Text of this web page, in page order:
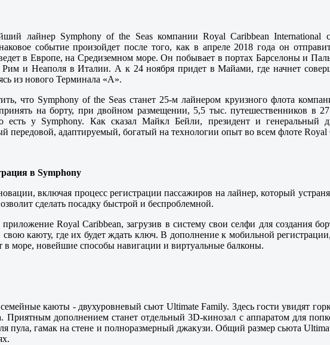
лайнер Symphony of the Seas компании Royal Caribbean
событие произойдет после того, как в апреле 2018 года он
в Европе, на Средиземном море. Он побывает в портах Барселоны и
и Неаполя в Италии. А к 24 ноября придет в Майами, где начнет
из нового Терминала «А».
что Symphony of the Seas станет 25-м лайнером круизного флота
на борту, при двойном размещении, 5,5 тыс. путешественников в
есть у Symphony. Как сказал Майкл Бейли, президент и генеральный
передовой, адаптируемый, богатый на технологии опыт во всем флоте Royal
в Symphony
включая процесс регистрации пассажиров на лайнер, который
сделать посадку быстрой и беспроблемной.
приложение Royal Caribbean, загрузив в систему свои селфи для создания
свою каюту, где их будет ждать ключ. В дополнение к мобильной
море, новейшие способы навигации и виртуальные балконы.
каюты - двухуровневый сьют Ultimate Family. Здесь гости увидят
дополнением станет отдельный 3D-кинозал с аппаратом для
пула, гамак на стене и полноразмерный джакузи. Общий размер сьюта